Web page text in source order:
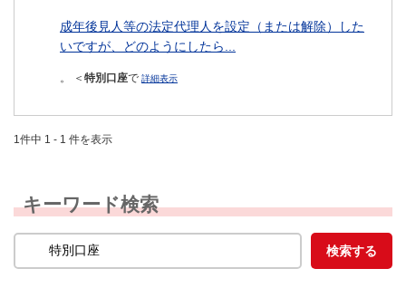
成年後見人等の法定代理人を設定（または解除）した
いですが、どのようにしたら...
。 ＜ 特別口座で 詳細表示
1件中 1 - 1 件を表示
キーワード検索